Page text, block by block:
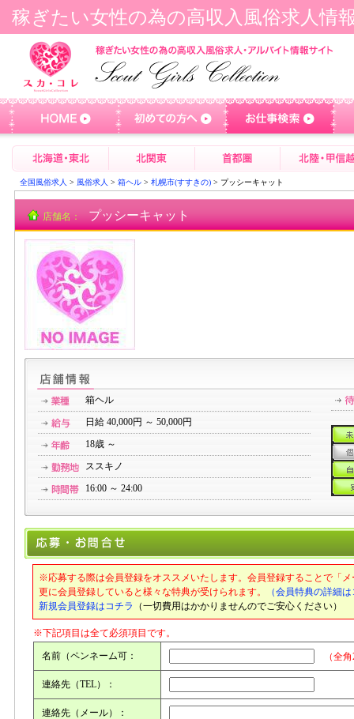
稼ぎたい女性の為の高収入風俗求人情
全国風俗求人 > 風俗求人 > 箱ヘル > 札幌市(すすきの) > プッシーキャット
店舗名： プッシーキャット
箱ヘル
日給 40,000円 ～ 50,000円
18歳 ～
ススキノ
16:00 ～ 24:00
※応募する際は会員登録をオススメいたします。会員登録することで「
更に会員登録していると様々な特典が受けられます。
（会員特典の詳細
新規会員登録はコチラ
（一切費用はかかりませんのでご安心ください）
※下記項目は全て必須項目です。
名前（ペンネーム可： （全
連絡先（TEL）：
連絡先（メール）：